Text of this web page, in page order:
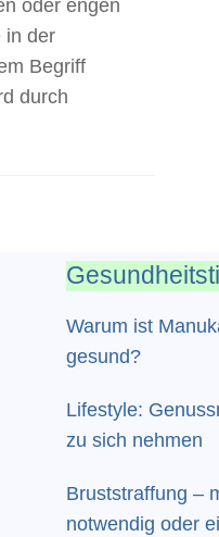
oder engen
in der
Begriff
durch
Warum ist
gesund?
Lifestyle:
zu sich nehmen
Bruststraffung –
notwendig oder